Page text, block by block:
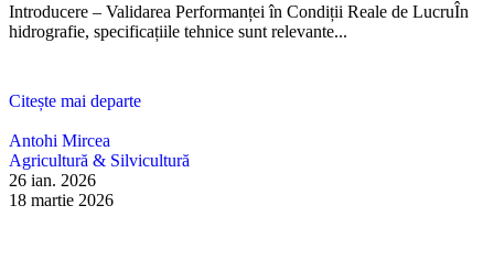
Introducere – Validarea Performanței în Condiții Reale de LucruÎn
hidrografie, specificațiile tehnice sunt relevante...
Citește mai departe
Antohi Mircea
Agricultură & Silvicultură
26 ian. 2026
18 martie 2026